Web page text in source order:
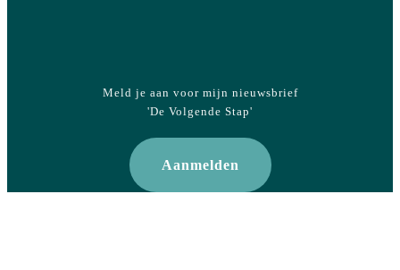
Meld je aan voor mijn nieuwsbrief
'De Volgende Stap'
Aanmelden